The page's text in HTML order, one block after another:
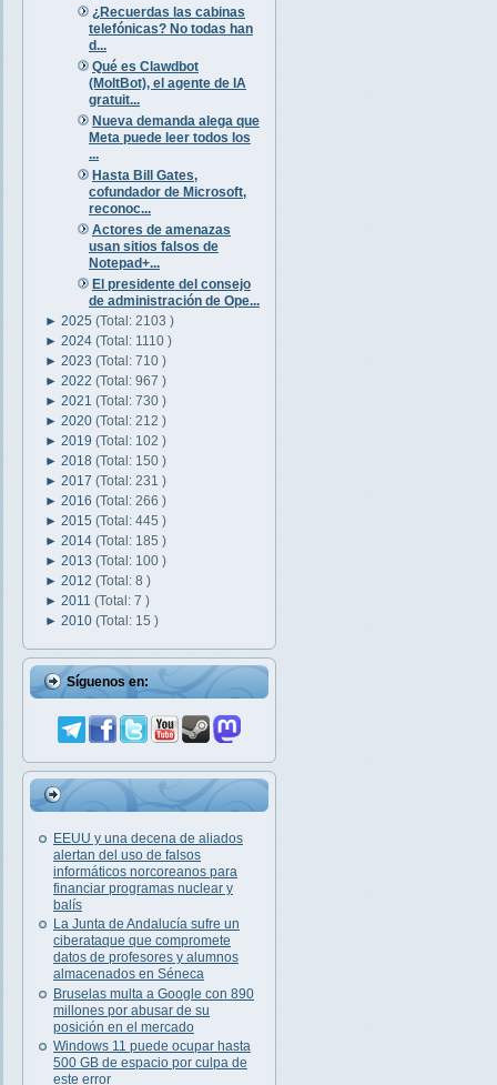
¿Recuerdas las cabinas
telefónicas? No todas han
d...
Qué es Clawdbot
(MoltBot), el agente de IA
gratuit...
Nueva demanda alega que
Meta puede leer todos los
...
Hasta Bill Gates,
cofundador de Microsoft,
reconoc...
Actores de amenazas
usan sitios falsos de
Notepad+...
El presidente del consejo
de administración de Ope...
► 2025 (Total: 2103 )
► 2024 (Total: 1110 )
► 2023 (Total: 710 )
► 2022 (Total: 967 )
► 2021 (Total: 730 )
► 2020 (Total: 212 )
► 2019 (Total: 102 )
► 2018 (Total: 150 )
► 2017 (Total: 231 )
► 2016 (Total: 266 )
► 2015 (Total: 445 )
► 2014 (Total: 185 )
► 2013 (Total: 100 )
► 2012 (Total: 8 )
► 2011 (Total: 7 )
► 2010 (Total: 15 )
Síguenos en:
EEUU y una decena de aliados
alertan del uso de falsos
informáticos norcoreanos para
financiar programas nuclear y
balís
La Junta de Andalucía sufre un
ciberataque que compromete
datos de profesores y alumnos
almacenados en Séneca
Bruselas multa a Google con 890
millones por abusar de su
posición en el mercado
Windows 11 puede ocupar hasta
500 GB de espacio por culpa de
este error